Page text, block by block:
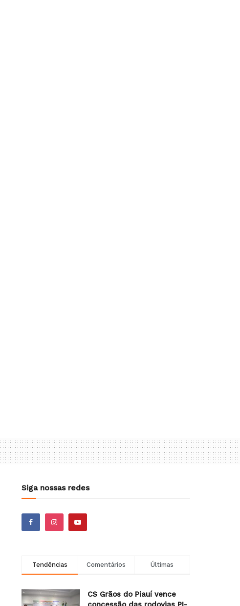
Siga nossas redes
Tendências Comentários Últimas
CS Grãos do Piauí vence